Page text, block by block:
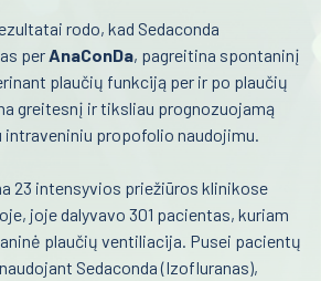
rodo, kad Sedaconda
perAnaConDa, pagreitina spontaninį
plaučių funkciją per ir po plaučių
greitesnį ir tiksliau prognozuojamą
intraveniniu propofolio naudojimu.
23 intensyvios priežiūros klinikose
joje dalyvavo 301 pacientas, kuriam
plaučių ventiliacija. Pusei pacientų
Sedaconda (Izofluranas),